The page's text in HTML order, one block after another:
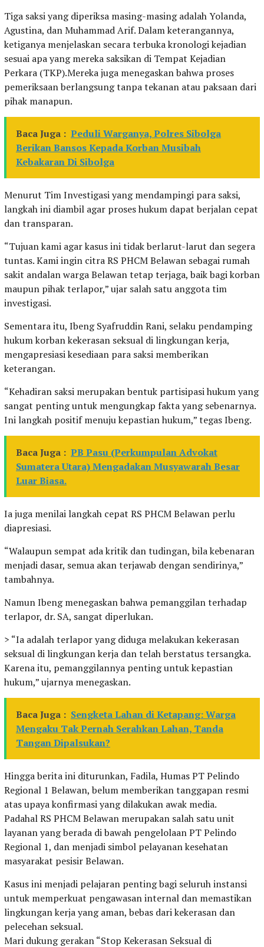
Tiga saksi yang diperiksa masing-masing adalah Yolanda,
Agustina, dan Muhammad Arif. Dalam keterangannya,
ketiganya menjelaskan secara terbuka kronologi kejadian
sesuai apa yang mereka saksikan di Tempat Kejadian
Perkara (TKP).Mereka juga menegaskan bahwa proses
pemeriksaan berlangsung tanpa tekanan atau paksaan dari
pihak manapun.
Baca Juga : Peduli Warganya, Polres Sibolga
Berikan Bansos Kepada Korban Musibah
Kebakaran Di Sibolga
Menurut Tim Investigasi yang mendampingi para saksi,
langkah ini diambil agar proses hukum dapat berjalan cepat
dan transparan.
“Tujuan kami agar kasus ini tidak berlarut-larut dan segera
tuntas. Kami ingin citra RS PHCM Belawan sebagai rumah
sakit andalan warga Belawan tetap terjaga, baik bagi korban
maupun pihak terlapor,” ujar salah satu anggota tim
investigasi.
Sementara itu, Ibeng Syafruddin Rani, selaku pendamping
hukum korban kekerasan seksual di lingkungan kerja,
mengapresiasi kesediaan para saksi memberikan
keterangan.
“Kehadiran saksi merupakan bentuk partisipasi hukum yang
sangat penting untuk mengungkap fakta yang sebenarnya.
Ini langkah positif menuju kepastian hukum,” tegas Ibeng.
Baca Juga : PB Pasu (Perkumpulan Advokat
Sumatera Utara) Mengadakan Musyawarah Besar
Luar Biasa.
Ia juga menilai langkah cepat RS PHCM Belawan perlu
diapresiasi.
“Walaupun sempat ada kritik dan tudingan, bila kebenaran
menjadi dasar, semua akan terjawab dengan sendirinya,”
tambahnya.
Namun Ibeng menegaskan bahwa pemanggilan terhadap
terlapor, dr. SA, sangat diperlukan.
> “Ia adalah terlapor yang diduga melakukan kekerasan
seksual di lingkungan kerja dan telah berstatus tersangka.
Karena itu, pemanggilannya penting untuk kepastian
hukum,” ujarnya menegaskan.
Baca Juga : Sengketa Lahan di Ketapang: Warga
Mengaku Tak Pernah Serahkan Lahan, Tanda
Tangan Dipalsukan?
Hingga berita ini diturunkan, Fadila, Humas PT Pelindo
Regional 1 Belawan, belum memberikan tanggapan resmi
atas upaya konfirmasi yang dilakukan awak media.
Padahal RS PHCM Belawan merupakan salah satu unit
layanan yang berada di bawah pengelolaan PT Pelindo
Regional 1, dan menjadi simbol pelayanan kesehatan
masyarakat pesisir Belawan.
Kasus ini menjadi pelajaran penting bagi seluruh instansi
untuk memperkuat pengawasan internal dan memastikan
lingkungan kerja yang aman, bebas dari kekerasan dan
pelecehan seksual.
Mari dukung gerakan “Stop Kekerasan Seksual di